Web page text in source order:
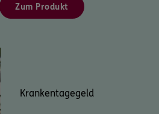
Zum Produkt
Krankentagegeld